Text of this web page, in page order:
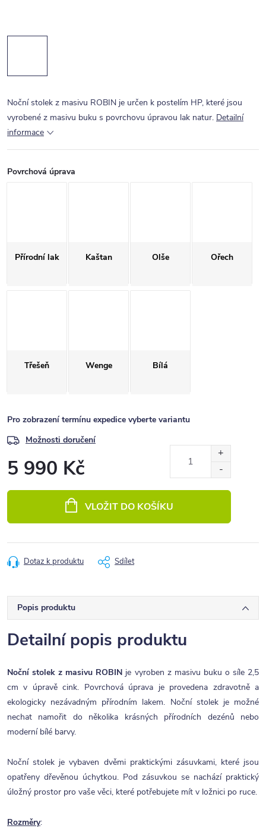
Noční stolek z masivu ROBIN je určen k postelím HP, které jsou
vyrobené z masivu buku s povrchovu úpravou lak natur. Detailní
informace
Povrchová úprava
Přírodní lak Kaštan Olše Ořech
Třešeň Wenge Bílá
Pro zobrazení termínu expedice vyberte variantu
Možnosti doručení
5 990 Kč
VLOŽIT DO KOŠÍKU
Dotaz k produktu Sdílet
Popis produktu
Detailní popis produktu
Noční stolek z masivu ROBIN je vyroben z masivu buku o síle 2,5
cm v úpravě cink. Povrchová úprava je provedena zdravotně a
ekologicky nezávadným přírodním lakem. Noční stolek je možné
nechat namořit do několika krásných přírodních dezénů nebo
moderní bílé barvy.
Noční stolek je vybaven dvěmi praktickými zásuvkami, které jsou
opatřeny dřevěnou úchytkou. Pod zásuvkou se nachází praktický
úložný prostor pro vaše věci, které potřebujete mít v ložnici po ruce.
Rozměry: